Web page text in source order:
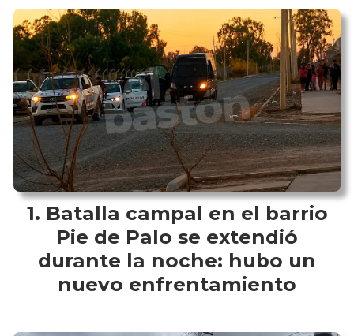
Batalla campal en el barrio
Pie de Palo se extendió
durante la noche: hubo un
nuevo enfrentamiento